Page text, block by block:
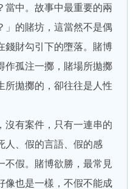
當中。故事中最重要的兩
」的賭坊，這當然不是偶
錢財勾引下的墮落。賭博
作孤注一擲，賭場所拋擲
所拋擲的，卻往往是人性
有案件，只有一連串的
人、假的言語、假的感
假。賭博欲勝，最常見
像也是一樣，不假不能成